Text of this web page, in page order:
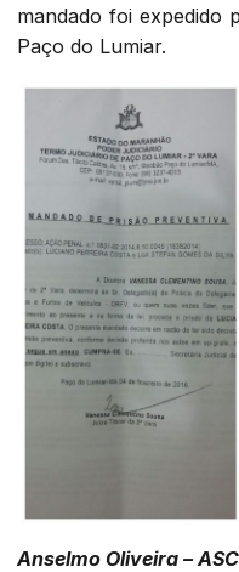
mandado foi expedido
Paço do Lumiar.
Anselmo Oliveira –